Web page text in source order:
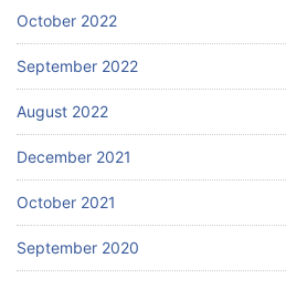
October 2022
September 2022
August 2022
December 2021
October 2021
September 2020